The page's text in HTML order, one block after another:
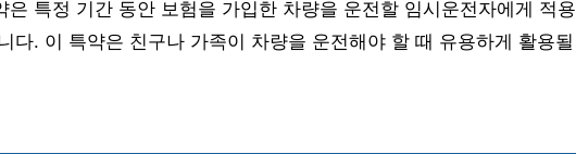
은 특정 기간 동안 보험을 가입한 차량을 운전할 임시운전자에게 적용
다. 이 특약은 친구나 가족이 차량을 운전해야 할 때 유용하게 활용될